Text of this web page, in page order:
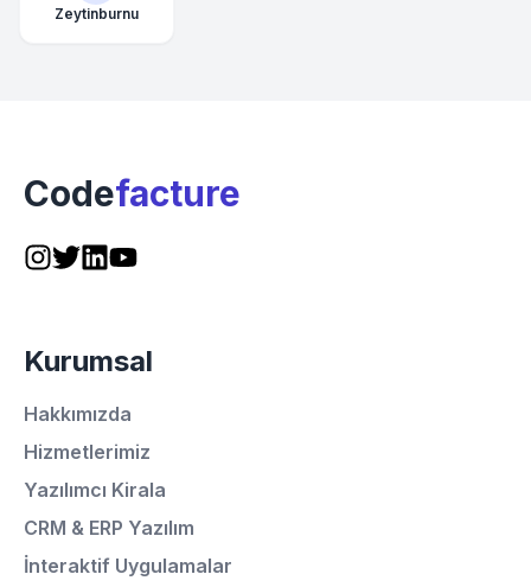
Zeytinburnu
Codefacture
Kurumsal
Hakkımızda
Hizmetlerimiz
Yazılımcı Kirala
CRM & ERP Yazılım
İnteraktif Uygulamalar